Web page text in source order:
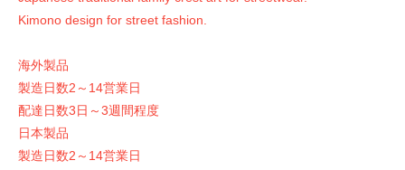
Kimono design for street fashion.
海外製品
製造日数2～14営業日
配達日数3日～3週間程度
日本製品
製造日数2～14営業日